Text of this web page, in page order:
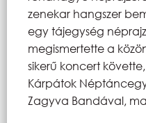
zenekar hangszer
egy tájegység
megismertette a
sikerű koncert
Kárpátok
Zagyva Bandával,